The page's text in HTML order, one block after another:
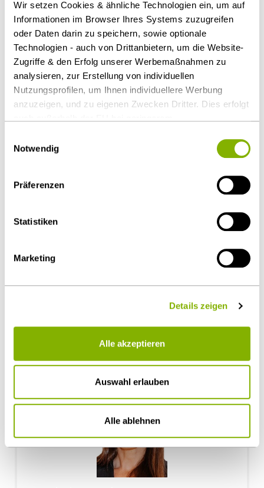
Wir setzen Cookies & ähnliche Technologien ein, um auf
Informationen im Browser Ihres Systems zuzugreifen
oder Daten darin zu speichern, sowie optionale
Technologien - auch von Drittanbietern, um die Website-
Zugriffe & den Erfolg unserer Werbemaßnahmen zu
analysieren, zur Erstellung von individuellen
Nutzungsprofilen, um Ihnen individuellere Werbung
anzuzeigen, und zu eigenen Zwecken Dritter. Dies erfolgt
Regelungen das Risiko des staatlichen Zugriffs &
auszuschließen ist. Sie können Ihre Einwilligung jederzeit
über dieCookie-Einstellungen
widerrufen oder ändern.
Notwendig
Präferenzen
Statistiken
Marketing
Details zeigen
Alle akzeptieren
Auswahl erlauben
Alle ablehnen
Dr. Hans Henning Hoff (Leitung Due Diligence),
Tim Petermann (Commercial),
Dr. Thomas Schulz, LL.M. (Arbeitsrecht),
Dr. Hans Markus Wulf (IT),
Dr. Kai Erhardt (Corporate), alle Hamburg,
Philipp Roman Schröler (IP), Düsseldorf
Ansprechpartner